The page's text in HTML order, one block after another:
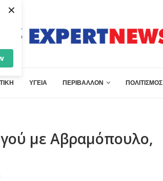
×
ΥΓΕΙΑ ΠΕΡΙΒΑΛΛΟΝ ΠΟΛΙΤΙΣΜΟΣ
με Αβραμόπουλο,